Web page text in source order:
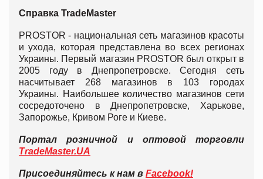
Справка TradeMaster
PROSTOR - национальная сеть магазинов красоты
и ухода, которая представлена во всех регионах
Украины. Первый магазин PROSTOR был открыт в
2005 году в Днепропетровске. Сегодня сеть
насчитывает 268 магазинов в 103 городах
Украины. Наибольшее количество магазинов сети
сосредоточено в Днепропетровске, Харькове,
Запорожье, Кривом Роге и Киеве.
Портал розничной и оптовой торговли
TradeMaster.UA
Присоединяйтесь к нам в Facebook!